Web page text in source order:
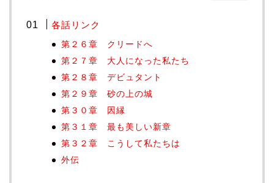
各話リンク
第２６章 クリードへ
第２７章 大人になった私たち
第２８章 デビュタント
第２９章 砂の上の城
第３０章 因縁
第３１章 最も美しい新章
第３２章 こうして私たちは
外伝